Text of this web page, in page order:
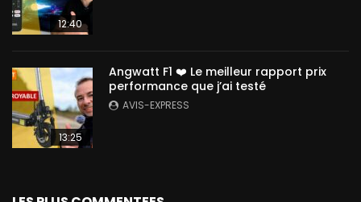
12:40
13:25
Angwatt F1 ❤️ Le meilleur rapport prix
performance que j’ai testé
AVIS-EXPRESS